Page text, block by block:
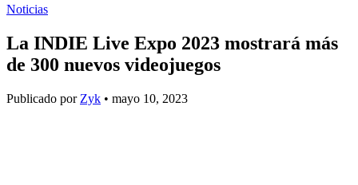
Noticias
La INDIE Live Expo 2023 mostrará más
de 300 nuevos videojuegos
Publicado por Zyk • mayo 10, 2023